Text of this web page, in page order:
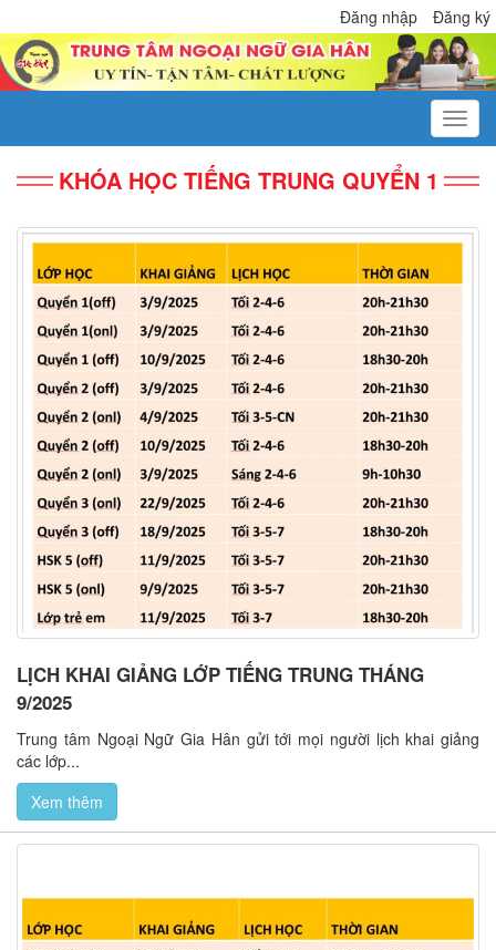
Đăng nhập Đăng ký
KHÓA HỌC TIẾNG TRUNG QUYỂN 1
LỊCH KHAI GIẢNG LỚP TIẾNG TRUNG THÁNG
9/2025
Trung tâm Ngoại Ngữ Gia Hân gửi tới mọi người lịch khai giảng
các lớp...
Xem thêm